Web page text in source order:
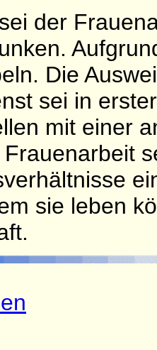
der
Die
sei in
mit einer
sie leben